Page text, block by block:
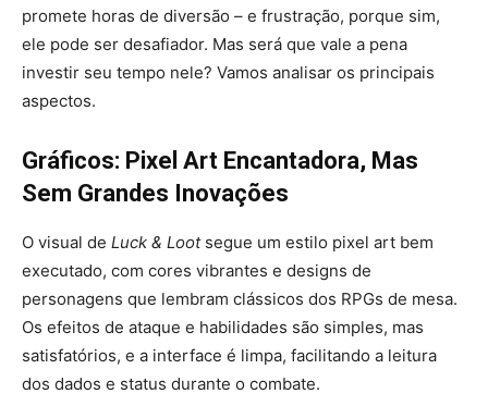
promete horas de diversão – e frustração, porque sim,
ele pode ser desafiador. Mas será que vale a pena
investir seu tempo nele? Vamos analisar os principais
aspectos.
Gráficos: Pixel Art Encantadora, Mas
Sem Grandes Inovações
O visual de Luck & Lootsegue um estilo pixel art bem
executado, com cores vibrantes e designs de
personagens que lembram clássicos dos RPGs de mesa.
Os efeitos de ataque e habilidades são simples, mas
satisfatórios, e a interface é limpa, facilitando a leitura
dos dados e status durante o combate.